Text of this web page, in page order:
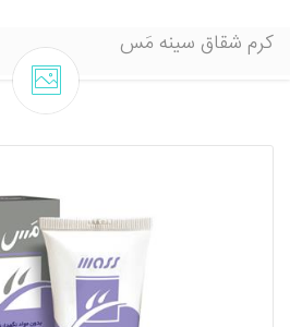
کرم شقاق سینه مَس